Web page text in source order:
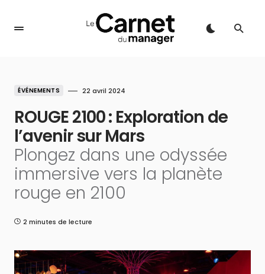
ÉVÉNEMENTS 22 avril 2024
ROUGE 2100 : Exploration de
l’avenir sur Mars
Plongez dans une odyssée
immersive vers la planète
rouge en 2100
2 minutes de lecture